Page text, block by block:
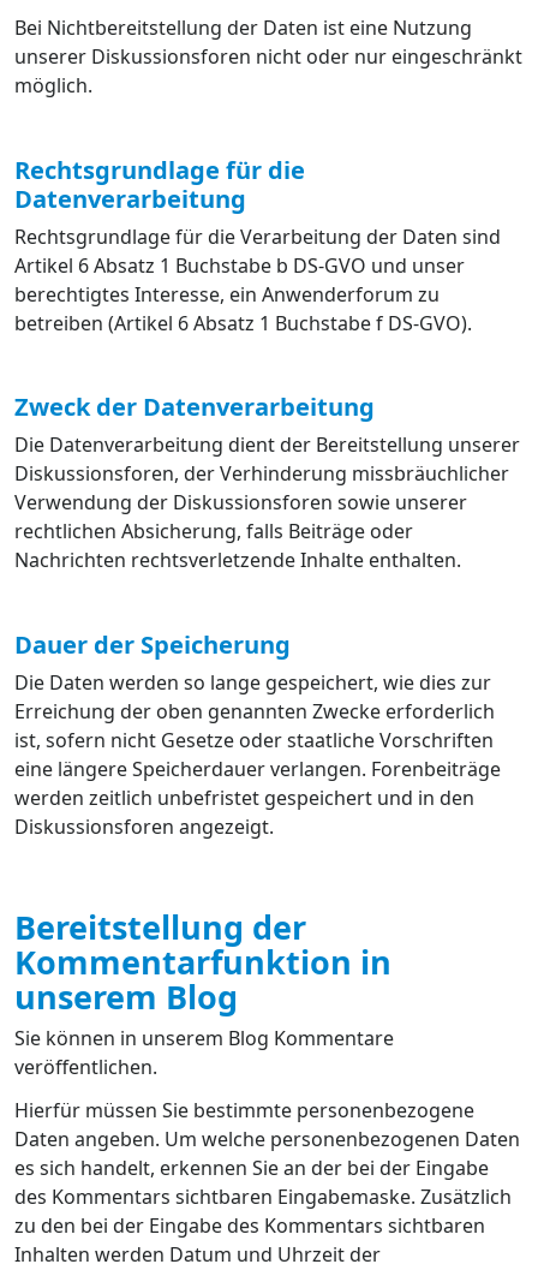
Bei Nichtbereitstellung der Daten ist eine Nutzung
unserer Diskussionsforen nicht oder nur eingeschränkt
möglich.
Rechtsgrundlage für die
Datenverarbeitung
Rechtsgrundlage für die Verarbeitung der Daten sind
Artikel 6 Absatz 1 Buchstabe b DS-GVO und unser
berechtigtes Interesse, ein Anwenderforum zu
betreiben (Artikel 6 Absatz 1 Buchstabe f DS-GVO).
Zweck der Datenverarbeitung
Die Datenverarbeitung dient der Bereitstellung unserer
Diskussionsforen, der Verhinderung missbräuchlicher
Verwendung der Diskussionsforen sowie unserer
rechtlichen Absicherung, falls Beiträge oder
Nachrichten rechtsverletzende Inhalte enthalten.
Dauer der Speicherung
Die Daten werden so lange gespeichert, wie dies zur
Erreichung der oben genannten Zwecke erforderlich
ist, sofern nicht Gesetze oder staatliche Vorschriften
eine längere Speicherdauer verlangen. Forenbeiträge
werden zeitlich unbefristet gespeichert und in den
Diskussionsforen angezeigt.
Bereitstellung der
Kommentarfunktion in
unserem Blog
Sie können in unserem Blog Kommentare
veröffentlichen.
Hierfür müssen Sie bestimmte personenbezogene
Daten angeben. Um welche personenbezogenen Daten
es sich handelt, erkennen Sie an der bei der Eingabe
des Kommentars sichtbaren Eingabemaske. Zusätzlich
zu den bei der Eingabe des Kommentars sichtbaren
Inhalten werden Datum und Uhrzeit der